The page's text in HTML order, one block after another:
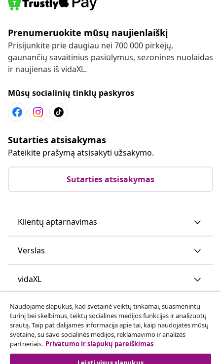
Prenumeruokite mūsų naujienlaiškį
Prisijunkite prie daugiau nei 700 000 pirkėjų,
gaunančių savaitinius pasiūlymus, sezonines nuolaidas
ir naujienas iš vidaXL.
Mūsų socialinių tinklų paskyros
Sutarties atsisakymas
Pateikite prašymą atsisakyti užsakymo.
Sutarties atsisakymas
Klientų aptarnavimas
Verslas
vidaXL
Atraskite daugiau
Naudojame slapukus, kad svetainė veiktų tinkamai, suasmenintų
turinį bei skelbimus, teiktų socialinės medijos funkcijas ir analizuotų
srautą. Taip pat dalijamės informacija apie tai, kaip naudojatės mūsų
svetaine, su savo socialinės medijos, reklamavimo ir analizės
partneriais. Privatumo ir slapukų pareiškimas